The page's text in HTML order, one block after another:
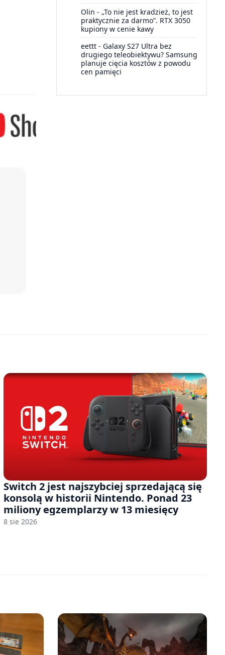
Olin - „To nie jest kradzież, to jest
praktycznie za darmo”. RTX 3050
kupiony w cenie kawy
eettt - Galaxy S27 Ultra bez
drugiego teleobiektywu? Samsung
planuje cięcia kosztów z powodu
cen pamięci
Switch 2 jest najszybciej sprzedającą się
konsolą w historii Nintendo. Ponad 23
miliony egzemplarzy w 13 miesięcy
8 sie 2026